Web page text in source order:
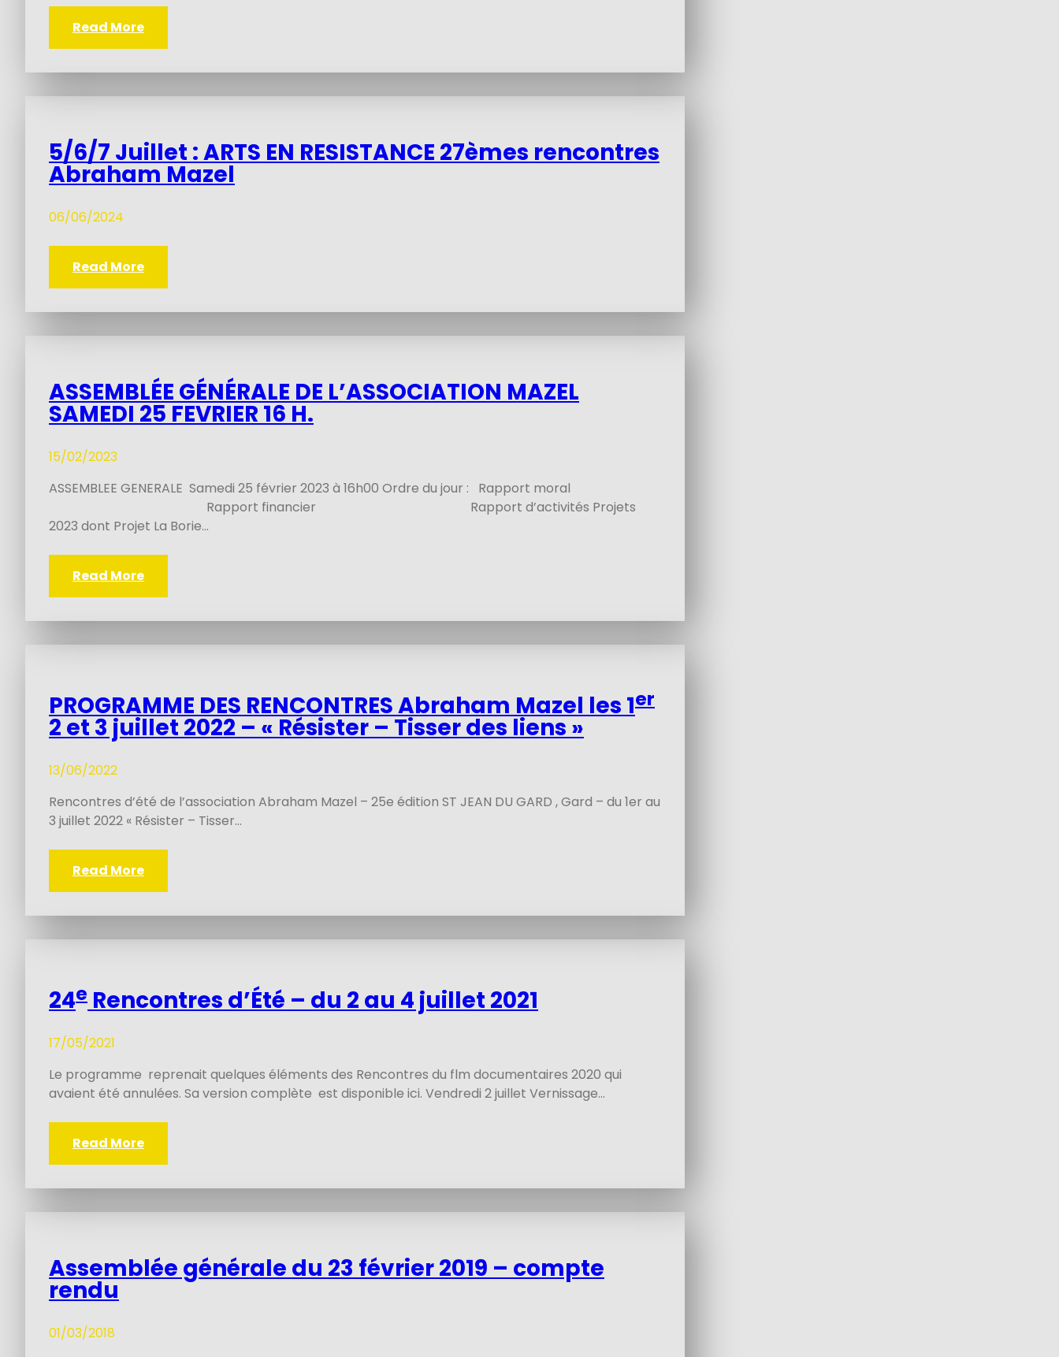
Read More
5/6/7 Juillet : ARTS EN RESISTANCE 27èmes rencontres
Abraham Mazel
06/06/2024
Read More
ASSEMBLÉE GÉNÉRALE DE L’ASSOCIATION MAZEL
SAMEDI 25 FEVRIER 16 H.
15/02/2023
ASSEMBLEE GENERALE Samedi 25 février 2023 à 16h00 Ordre du jour : Rapport moral
Rapport financier Rapport d’activités Projets
2023 dont Projet La Borie…
Read More
PROGRAMME DES RENCONTRES Abraham Mazel les 1er
2 et 3 juillet 2022 – « Résister – Tisser des liens »
13/06/2022
Rencontres d’été de l’association Abraham Mazel – 25e édition ST JEAN DU GARD , Gard – du 1er au
3 juillet 2022 « Résister – Tisser…
Read More
24e Rencontres d’Été – du 2 au 4 juillet 2021
17/05/2021
Le programme reprenait quelques éléments des Rencontres du flm documentaires 2020 qui
avaient été annulées. Sa version complète est disponible ici. Vendredi 2 juillet Vernissage…
Read More
Assemblée générale du 23 février 2019 – compte
rendu
01/03/2018